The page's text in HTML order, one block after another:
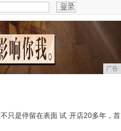
广告
只是停留在表面 试 开店20多年，首